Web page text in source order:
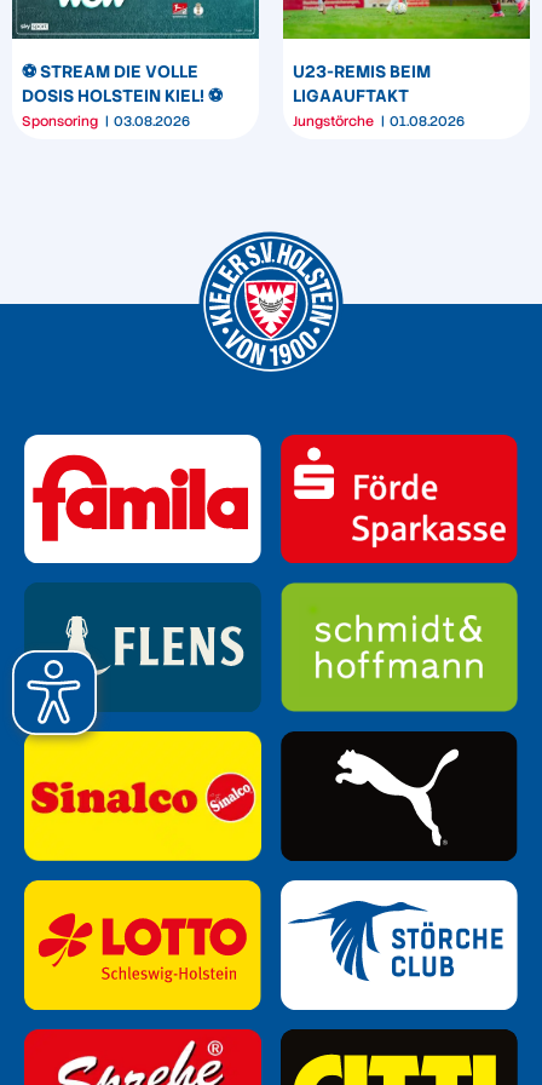
⚽️ STREAM DIE VOLLE
DOSIS HOLSTEIN KIEL! ⚽️
Sponsoring 03.08.2026
U23-REMIS BEIM
LIGAAUFTAKT
Jungstörche 01.08.2026